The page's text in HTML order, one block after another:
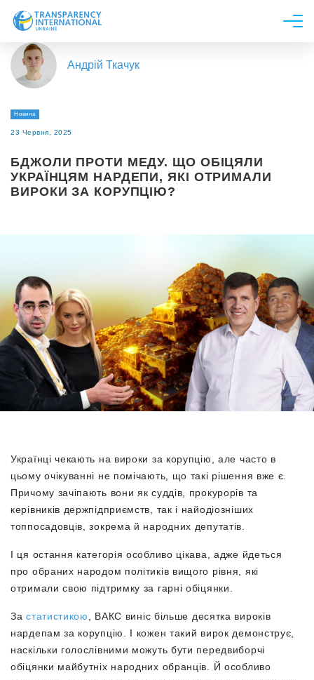
Про нас
Новини
Напрями роботи
Долучитися
Андрій Ткачук
Новина
23 Червня, 2025
БДЖОЛИ ПРОТИ МЕДУ. ЩО ОБІЦЯЛИ
УКРАЇНЦЯМ НАРДЕПИ, ЯКІ ОТРИМАЛИ
ВИРОКИ ЗА КОРУПЦІЮ?
Українці чекають на вироки за корупцію, але часто в
цьому очікуванні не помічають, що такі рішення вже є.
Причому зачіпають вони як суддів, прокурорів та
керівників держпідприємств, так і найодіозніших
топпосадовців, зокрема й народних депутатів.
І ця остання категорія особливо цікава, адже йдеться
про обраних народом політиків вищого рівня, які
отримали свою підтримку за гарні обіцянки.
Застатистикою
, ВАКС виніс більше десятка вироків
нардепам за корупцію. І кожен такий вирок демонструє,
наскільки голослівними можуть бути передвиборчі
обіцянки майбутніх народних обранців. Й особливо